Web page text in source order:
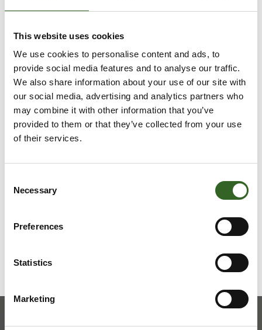
This website uses cookies
We use cookies to personalise content and ads, to
provide social media features and to analyse our traffic.
We also share information about your use of our site with
our social media, advertising and analytics partners who
may combine it with other information that you’ve
provided to them or that they’ve collected from your use
of their services.
Selection
Necessary
Preferences
Statistics
Marketing
Vie käyttökelvottomat tai rikkoutuneet kristalliesineet
Yksittäisen kristalliesineen voit laittaa sekajätteeseen,
mutta poltettaessa ekovoimalassa kristalliesineet
eivät tuota energiaa vaan kuluttavat voimalan
laitteistoja.
LAJITTELUOHJEET